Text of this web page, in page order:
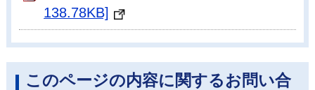
138.78KB]
このページの内容に関するお問い合